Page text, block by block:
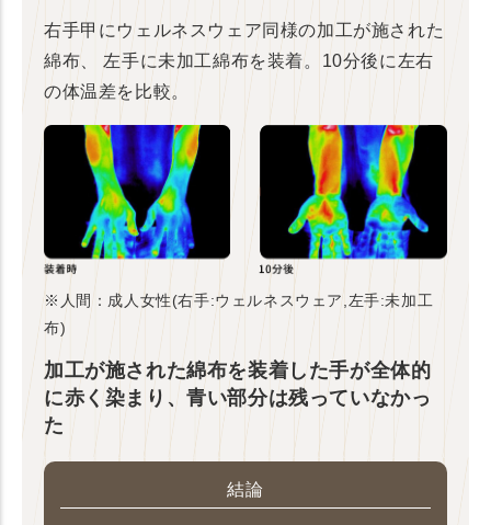
右手甲にウェルネスウェア同様の加工が施された
綿布、
左手に未加工綿布を装着。10分後に左右
の体温差を比較。
※人間：成人女性(右手:ウェルネスウェア,左手:未加工
布)
加工が施された綿布を装着した手が全体的
に赤く染まり、青い部分は残っていなかっ
た
結論